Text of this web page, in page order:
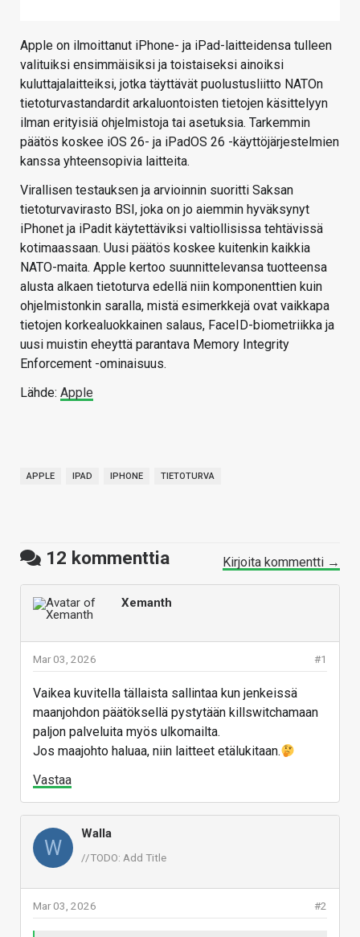
Apple on ilmoittanut iPhone- ja iPad-laitteidensa tulleen
valituiksi ensimmäisiksi ja toistaiseksi ainoiksi
kuluttajalaitteiksi, jotka täyttävät puolustusliitto NATOn
tietoturvastandardit arkaluontoisten tietojen käsittelyyn
ilman erityisiä ohjelmistoja tai asetuksia. Tarkemmin
päätös koskee iOS 26- ja iPadOS 26 -käyttöjärjestelmien
kanssa yhteensopivia laitteita.
Virallisen testauksen ja arvioinnin suoritti Saksan
tietoturvavirasto BSI, joka on jo aiemmin hyväksynyt
iPhonet ja iPadit käytettäviksi valtiollisissa tehtävissä
kotimaassaan. Uusi päätös koskee kuitenkin kaikkia
NATO-maita. Apple kertoo suunnittelevansa tuotteensa
alusta alkaen tietoturva edellä niin komponenttien kuin
ohjelmistonkin saralla, mistä esimerkkejä ovat vaikkapa
tietojen korkealuokkainen salaus, FaceID-biometriikka ja
uusi muistin eheyttä parantava Memory Integrity
Enforcement -ominaisuus.
Lähde: Apple
APPLE IPAD IPHONE TIETOTURVA
12 kommenttia Kirjoita kommentti →
Xemanth
#1
Mar 03, 2026
Vaikea kuvitella tällaista sallintaa kun jenkeissä
maanjohdon päätöksellä pystytään killswitchamaan
paljon palveluita myös ulkomailta.
Jos maajohto haluaa, niin laitteet etälukitaan.
Vastaa
W
Walla
//TODO: Add Title
#2
Mar 03, 2026